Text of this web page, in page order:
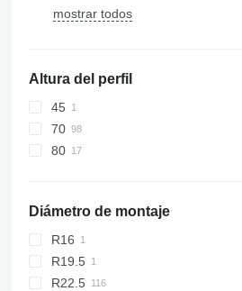
mostrar todos
Altura del perfil
45
70
80
Diámetro de montaje
R16
R19.5
R22.5